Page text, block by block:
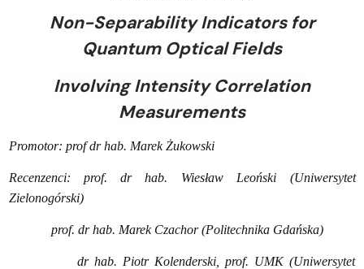
Non-Separability Indicators for
Quantum Optical Fields
Involving Intensity Correlation
Measurements
Promotor: prof dr hab. Marek Żukowski
Recenzenci: prof. dr hab. Wiesław Leoński (Uniwersytet
Zielonogórski)
prof. dr hab. Marek Czachor (Politechnika Gdańska)
dr hab. Piotr Kolenderski, prof. UMK (Uniwersytet